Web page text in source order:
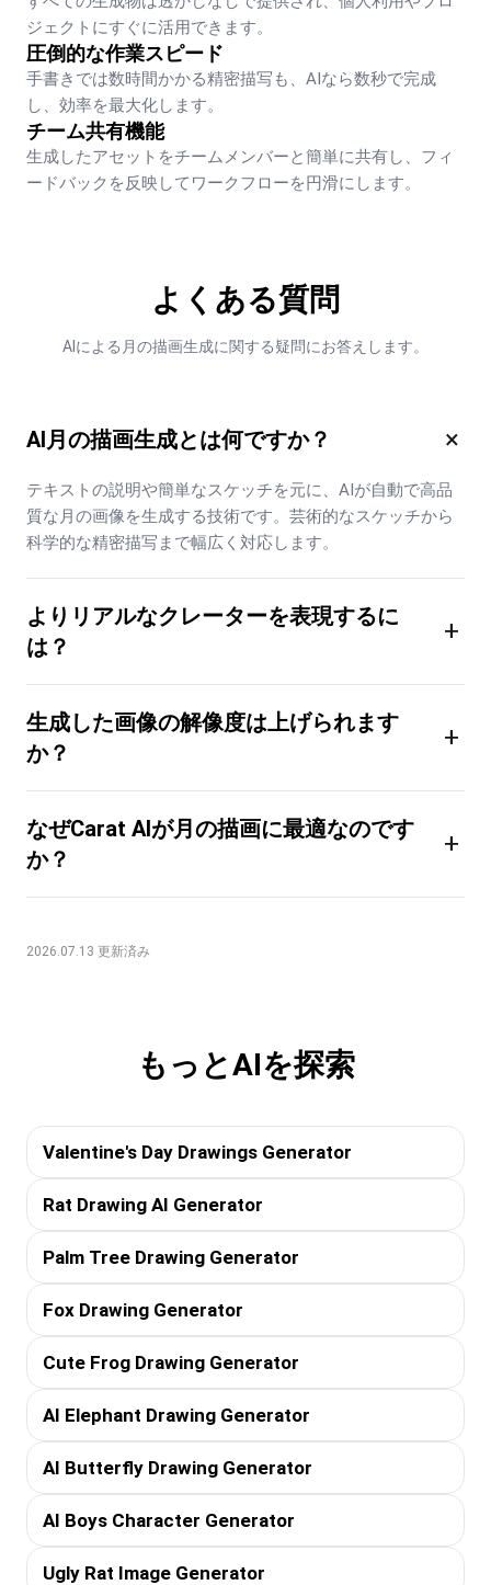
ジェクトにすぐに活用できます。
圧倒的な作業スピード
手書きでは数時間かかる精密描写も、AIなら数秒で完成
し、効率を最大化します。
チーム共有機能
生成したアセットをチームメンバーと簡単に共有し、フィ
ードバックを反映してワークフローを円滑にします。
よくある質問
AIによる月の描画生成に関する疑問にお答えします。
AI月の描画生成とは何ですか？ ×
テキストの説明や簡単なスケッチを元に、AIが自動で高品
質な月の画像を生成する技術です。芸術的なスケッチから
科学的な精密描写まで幅広く対応します。
よりリアルなクレーターを表現するに
は？
+
生成した画像の解像度は上げられます
か？
+
なぜCarat AIが月の描画に最適なのです
か？
+
2026.07.13 更新済み
もっとAIを探索
Valentine's Day Drawings Generator
Rat Drawing AI Generator
Palm Tree Drawing Generator
Fox Drawing Generator
Cute Frog Drawing Generator
AI Elephant Drawing Generator
AI Butterfly Drawing Generator
AI Boys Character Generator
Ugly Rat Image Generator